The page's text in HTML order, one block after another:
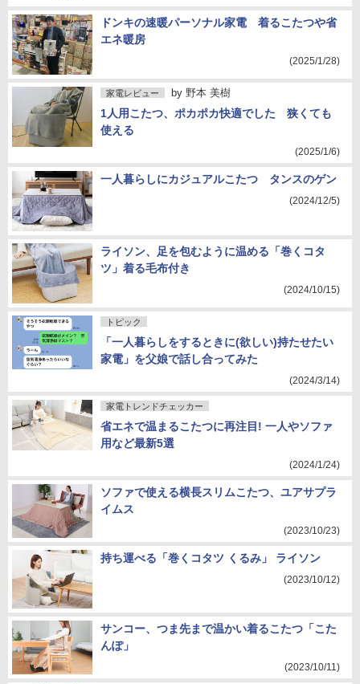
ドンキの速暖パーソナル家電 着るこたつや省
エネ暖房
(2025/1/28)
家電レビュー by 野本 美樹
1人用こたつ、ポカポカ快適でした 狭くても
使える
(2025/1/6)
一人暮らしにカジュアルこたつ タンスのゲン
(2024/12/5)
ライソン、足を包むように温める「巻くコタ
ツ」着る毛布付き
(2024/10/15)
トピック
「一人暮らしをするときに(欲しい)持たせたい
家電」を父娘で話し合ってみた
(2024/3/14)
家電トレンドチェッカー
省エネで温まるこたつに再注目! 一人やソファ
用など最新5選
(2024/1/24)
ソファで使える横長スリムこたつ、ユアサプラ
イムス
(2023/10/23)
持ち運べる「巻くコタツ くるみ」 ライソン
(2023/10/12)
サンコー、つま先まで温かい着るこたつ「こた
んぽ」
(2023/10/11)